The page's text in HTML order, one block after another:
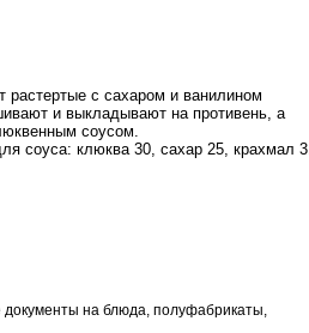
с сахаром и ванилином
и выкладывают на противень, а
соусом.
соуса: клюква 30, сахар 25, крахмал 3.
на блюда, полуфабрикаты,